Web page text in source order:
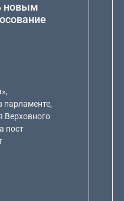
новым
парламенте,
Верховного
пост